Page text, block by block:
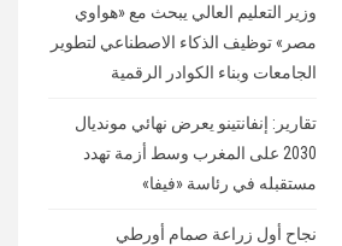
وزير التعليم العالي يبحث مع «هواوي
مصر» توظيف الذكاء الاصطناعي لتطوير
الجامعات وبناء الكوادر الرقمية
تقارير: إنفانتينو يعرض نهائي مونديال
2030 على المغرب وسط أزمة تهدد
مستقبله في رئاسة «فيفا»
نجاح أول زراعة صمام أورطي